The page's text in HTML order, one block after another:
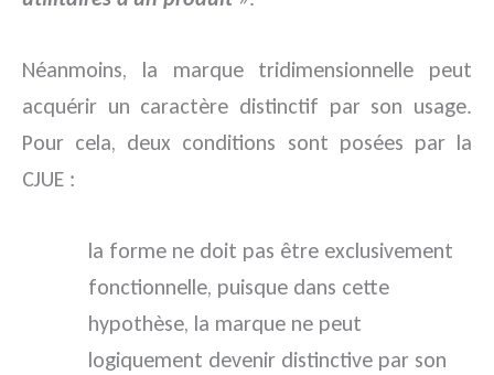
Néanmoins, la marque tridimensionnelle peut
acquérir un caractère distinctif par son usage.
Pour cela, deux conditions sont posées par la
CJUE :
la forme ne doit pas être exclusivement
fonctionnelle, puisque dans cette
hypothèse, la marque ne peut
logiquement devenir distinctive par son